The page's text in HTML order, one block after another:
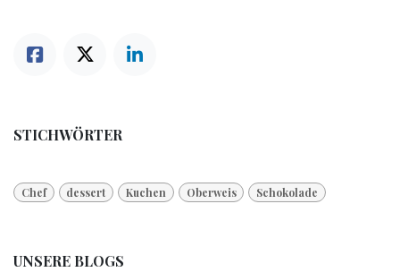
STICHWÖRTER
Chef dessert Kuchen Oberweis Schokolade
UNSERE BLOGS